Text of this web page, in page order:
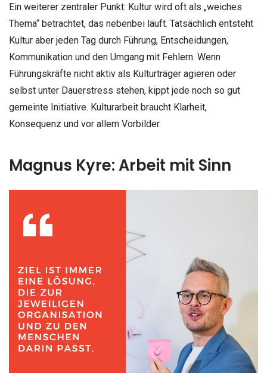
Ein weiterer zentraler Punkt: Kultur wird oft als „weiches
Thema“ betrachtet, das nebenbei läuft. Tatsächlich entsteht
Kultur aber jeden Tag durch Führung, Entscheidungen,
Kommunikation und den Umgang mit Fehlern. Wenn
Führungskräfte nicht aktiv als Kulturträger agieren oder
selbst unter Dauerstress stehen, kippt jede noch so gut
gemeinte Initiative. Kulturarbeit braucht Klarheit,
Konsequenz und vor allem Vorbilder.
Magnus Kyre: Arbeit mit Sinn